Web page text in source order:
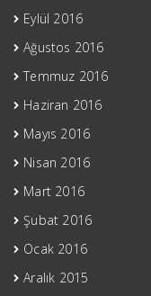
Eylül 2016
Ağustos 2016
Temmuz 2016
Haziran 2016
Mayıs 2016
Nisan 2016
Mart 2016
Şubat 2016
Ocak 2016
Aralık 2015